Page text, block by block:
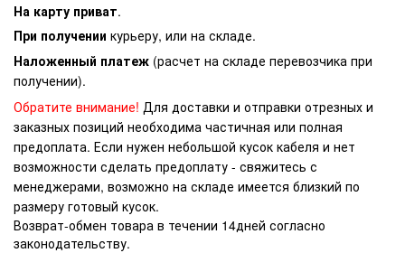
На карту приват.
При получении курьеру, или на складе.
Наложенный платеж (расчет на складе перевозчика при
получении).
Обратите внимание! Для доставки и отправки отрезных и
заказных позиций необходима частичная или полная
предоплата. Если нужен небольшой кусок кабеля и нет
возможности сделать предоплату - свяжитесь с
менеджерами, возможно на складе имеется близкий по
размеру готовый кусок.
Возврат-обмен товара в течении 14дней согласно
законодательству.